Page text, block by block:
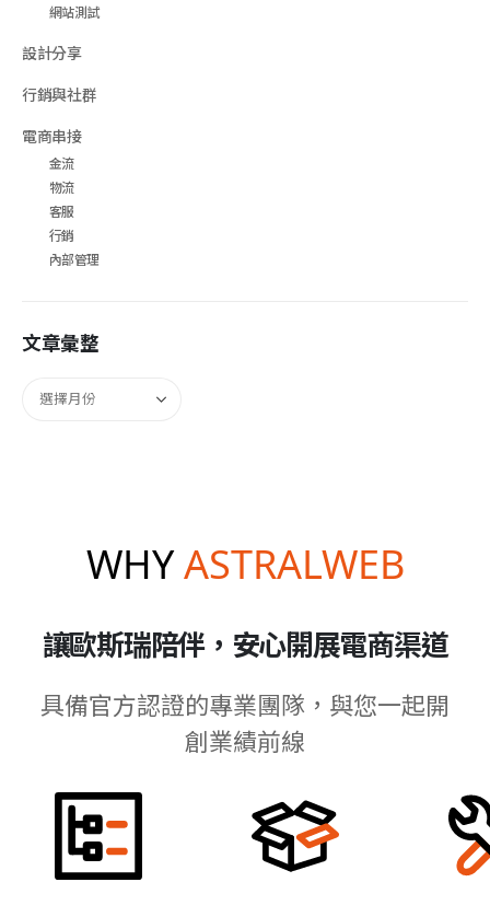
網站測試
設計分享
行銷與社群
電商串接
金流
物流
客服
行銷
內部管理
文章彙整
WHYASTRALWEB
讓歐斯瑞陪伴，安心開展電商渠道
具備官方認證的專業團隊，與您一起開
創業績前線